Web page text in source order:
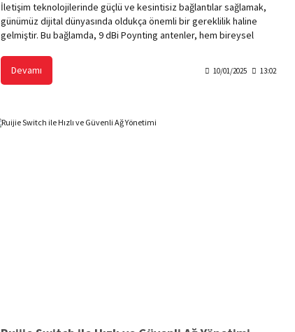
İletişim teknolojilerinde güçlü ve kesintisiz bağlantılar sağlamak,
günümüz dijital dünyasında oldukça önemli bir gereklilik haline
gelmiştir. Bu bağlamda, 9 dBi Poynting antenler, hem bireysel
sunan, güvenilir ve etkili çözümler arasında yer alır. Poynting
antenler, yüksek kazançlı sinyal desteği ve dayanıklılığı ile öne
Devamı 10/01/2025 13:02